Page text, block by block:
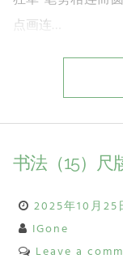
点画连…
书法（15）尺
2025年10月25
IGone
Leave a